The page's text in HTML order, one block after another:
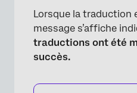
Lorsque la traduction
message s’affiche
traductions ont été
succès.